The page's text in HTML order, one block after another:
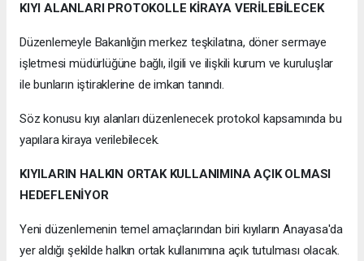
KIYI ALANLARI PROTOKOLLE KİRAYA VERİLEBİLECEK
Düzenlemeyle Bakanlığın merkez teşkilatına, döner sermaye
işletmesi müdürlüğüne bağlı, ilgili ve ilişkili kurum ve kuruluşlar
ile bunların iştiraklerine de imkan tanındı.
Söz konusu kıyı alanları düzenlenecek protokol kapsamında bu
yapılara kiraya verilebilecek.
KIYILARIN HALKIN ORTAK KULLANIMINA AÇIK OLMASI
HEDEFLENİYOR
Yeni düzenlemenin temel amaçlarından biri kıyıların Anayasa'da
yer aldığı şekilde halkın ortak kullanımına açık tutulması olacak.